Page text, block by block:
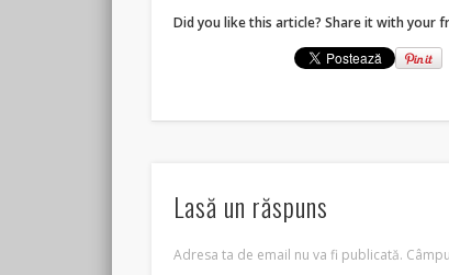
Did you like this article? Share it with your
Lasă un răspuns
Adresa ta de email nu va fi publicată.